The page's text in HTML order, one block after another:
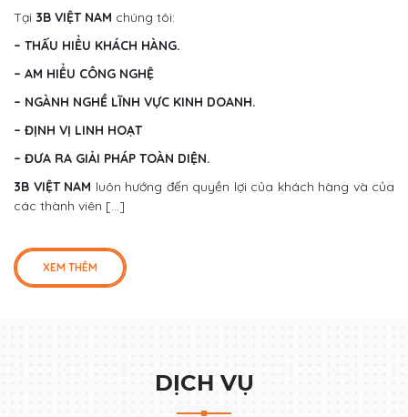
Tại 3B VIỆT NAM chúng tôi:
– THẤU HIỂU KHÁCH HÀNG.
– AM HIỂU CÔNG NGHỆ
– NGÀNH NGHỀ LĨNH VỰC KINH DOANH.
– ĐỊNH VỊ LINH HOẠT
– ĐƯA RA GIẢI PHÁP TOÀN DIỆN.
3B VIỆT NAM luôn hướng đến quyền lợi của khách hàng và của
các thành viên [...]
XEM THÊM
DỊCH VỤ